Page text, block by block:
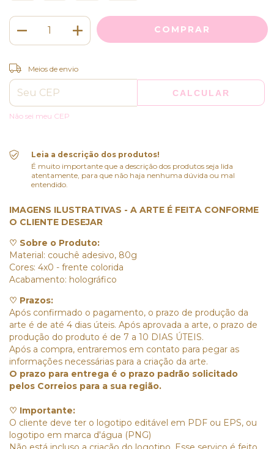
Entregas para o CEP:
Meios de envio
CALCULAR
Não sei meu CEP
Leia a descrição dos produtos!
É muito importante que a descrição dos produtos seja lida
atentamente, para que não haja nenhuma dúvida ou mal
entendido.
IMAGENS ILUSTRATIVAS - A ARTE É FEITA CONFORME
O CLIENTE DESEJAR
♡ Sobre o Produto:
Material: couchê adesivo, 80g
Cores: 4x0 - frente colorida
Acabamento: holográfico
♡ Prazos:
Após confirmado o pagamento, o prazo de produção da
arte é de até 4 dias úteis. Após aprovada a arte, o prazo de
produção do produto é de 7 a 10 DIAS ÚTEIS.
Após a compra, entraremos em contato para pegar as
informações necessárias para a criação da arte.
O prazo para entrega é o prazo padrão solicitado
pelos Correios para a sua região.
♡ Importante:
O cliente deve ter o logotipo editável em PDF ou EPS, ou
logotipo em marca d'água (PNG)